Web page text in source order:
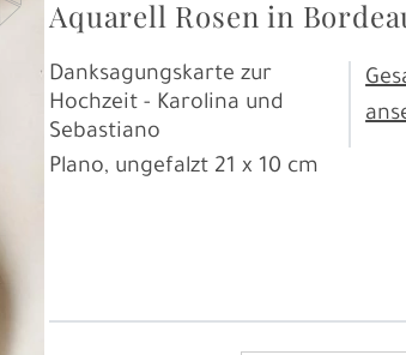
Aquarell Rosen in
Danksagungskarte zur
Hochzeit - Karolina und
Sebastiano
Plano, ungefalzt 21 x 10 cm